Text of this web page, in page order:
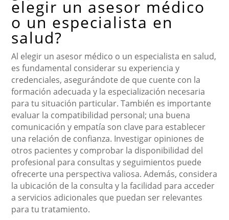
elegir un asesor médico
o un especialista en
salud?
Al elegir un asesor médico o un especialista en salud,
es fundamental considerar su experiencia y
credenciales, asegurándote de que cuente con la
formación adecuada y la especialización necesaria
para tu situación particular. También es importante
evaluar la compatibilidad personal; una buena
comunicación y empatía son clave para establecer
una relación de confianza. Investigar opiniones de
otros pacientes y comprobar la disponibilidad del
profesional para consultas y seguimientos puede
ofrecerte una perspectiva valiosa. Además, considera
la ubicación de la consulta y la facilidad para acceder
a servicios adicionales que puedan ser relevantes
para tu tratamiento.